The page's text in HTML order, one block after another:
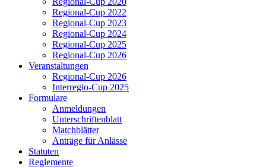
Regional-Cup 2022
Regional-Cup 2023
Regional-Cup 2024
Regional-Cup 2025
Regional-Cup 2026
Veranstaltungen
Regional-Cup 2026
Interregio-Cup 2025
Formulare
Anmeldungen
Unterschriftenblatt
Matchblätter
Anträge für Anlässe
Statuten
Reglemente